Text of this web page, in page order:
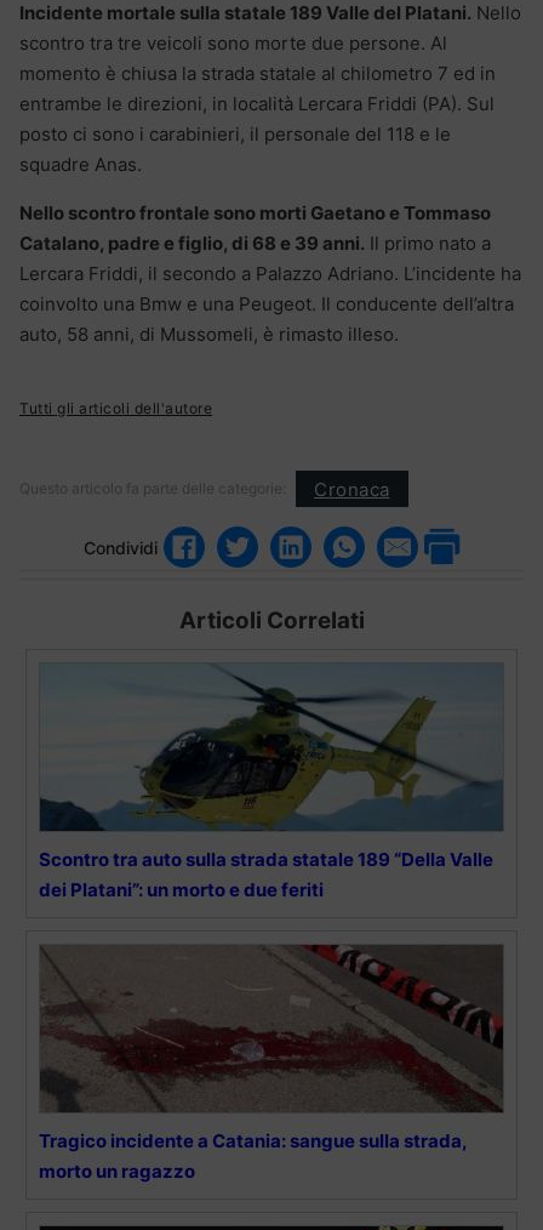
Incidente mortale sulla statale 189 Valle del Platani. Nello
scontro tra tre veicoli sono morte due persone. Al
momento è chiusa la strada statale al chilometro 7 ed in
entrambe le direzioni, in località Lercara Friddi (PA). Sul
posto ci sono i carabinieri, il personale del 118 e le
squadre Anas.
Nello scontro frontale sono morti Gaetano e Tommaso
Catalano, padre e figlio, di 68 e 39 anni. Il primo nato a
Lercara Friddi, il secondo a Palazzo Adriano. L’incidente ha
coinvolto una Bmw e una Peugeot. Il conducente dell’altra
auto, 58 anni, di Mussomeli, è rimasto illeso.
Tutti gli articoli dell'autore
Questo articolo fa parte delle categorie: Cronaca
Condividi
Articoli Correlati
Scontro tra auto sulla strada statale 189 “Della Valle
dei Platani”: un morto e due feriti
Tragico incidente a Catania: sangue sulla strada,
morto un ragazzo